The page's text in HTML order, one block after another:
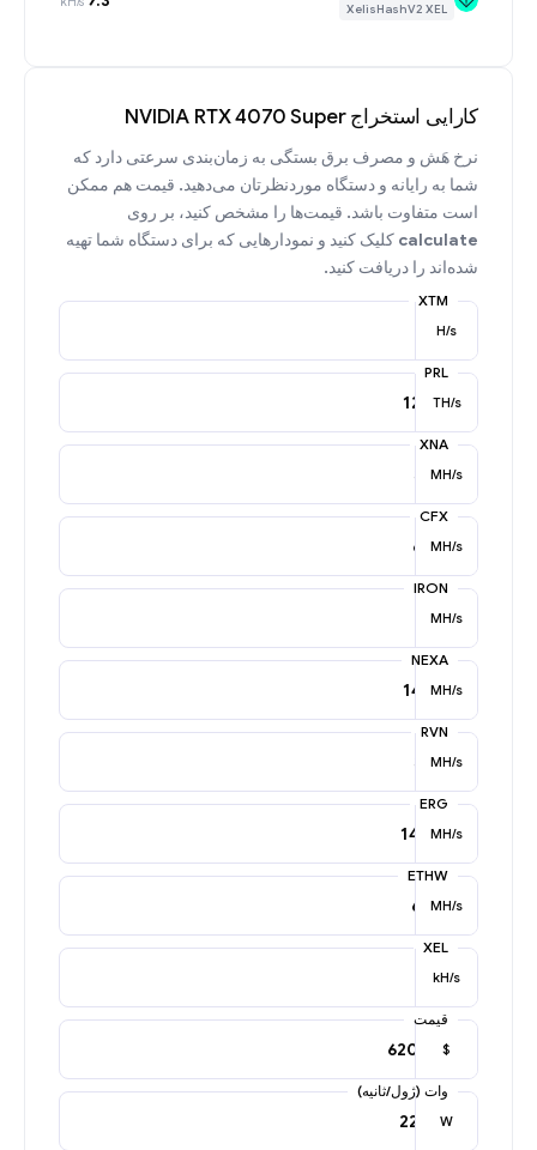
XelisHashV2 XEL
کارایی استخراج NVIDIA RTX 4070 Super
نرخ هَش و مصرف برق بستگی به زمان‌بندی سرعتی دارد که
شما به رایانه و دستگاه موردنظرتان می‌دهید. قیمت هم ممکن
است متفاوت باشد. قیمت‌ها را مشخص کنید، بر روی
calculate کلیک کنید و نمودارهایی که برای دستگاه شما تهیه
شده‌اند را دریافت کنید.
XTM
H/s
PRL
TH/s
XNA
MH/s
CFX
MH/s
IRON
MH/s
NEXA
MH/s
RVN
MH/s
ERG
MH/s
ETHW
MH/s
XEL
kH/s
قیمت
$
وات (ژول/ثانیه)
W